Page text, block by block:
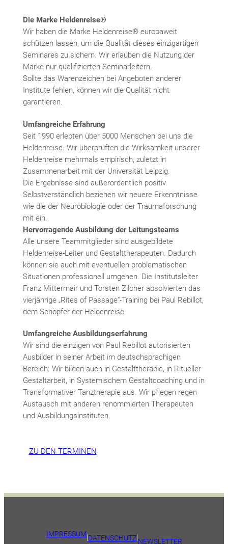
Die Marke Heldenreise®
Wir haben die Marke Heldenreise® europaweit
schützen lassen, um die Qualität dieses einzigartigen
Seminares zu sichern. Wir erlauben die Nutzung der
Marke nur qualifizierten Seminarleitern.
Sollte das Warenzeichen bei Angeboten anderer
Institute fehlen, können wir die Qualität nicht
garantieren.
Umfangreiche Erfahrung
Seit 1990 erlebten über 5000 Menschen bei uns die
Heldenreise. Wir überprüften die Wirksamkeit unserer
Heldenreise mehrmals empirisch, zuletzt in
Zusammenarbeit mit der Universität Leipzig.
Die Ergebnisse sind außerordentlich positiv.
Selbstverständlich beziehen wir neuere Erkenntnisse
wie die der Neurobiologie oder der Traumaforschung
mit ein.
Hervorragende Ausbildung der Leitungsteams
Alle unsere Teammitglieder sind ausgebildete
Heldenreise-Leiter und Gestalttherapeuten. Dadurch
können sie auch mit eventuellen problematischen
Situationen professionell umgehen. Die Institutsleiter
Franz Mittermair und Torsten Zilcher absolvierten das
vierjährige „Rites of Passage“-Training bei Paul Rebillot,
dem Schöpfer der Heldenreise.
Umfangreiche Ausbildungserfahrung
Wir sind die einzigen von Paul Rebillot autorisierten
Ausbilder in seiner Arbeit im deutschsprachigen
Bereich. Wir bilden auch in Gestalttherapie, in Ritueller
Gestaltarbeit, in Systemischem Gestaltcoaching und in
Transformativer Tanztherapie aus. Wir pflegen regen
Austausch mit anderen renommierten Therapeuten
und Ausbildungsinstituten.
ZU DEN TERMINEN
IMPRESSUM|DATENSCHUTZ|NEWSLETTER